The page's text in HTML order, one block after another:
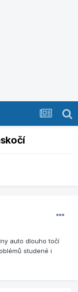
auto dlouho točí
studené i